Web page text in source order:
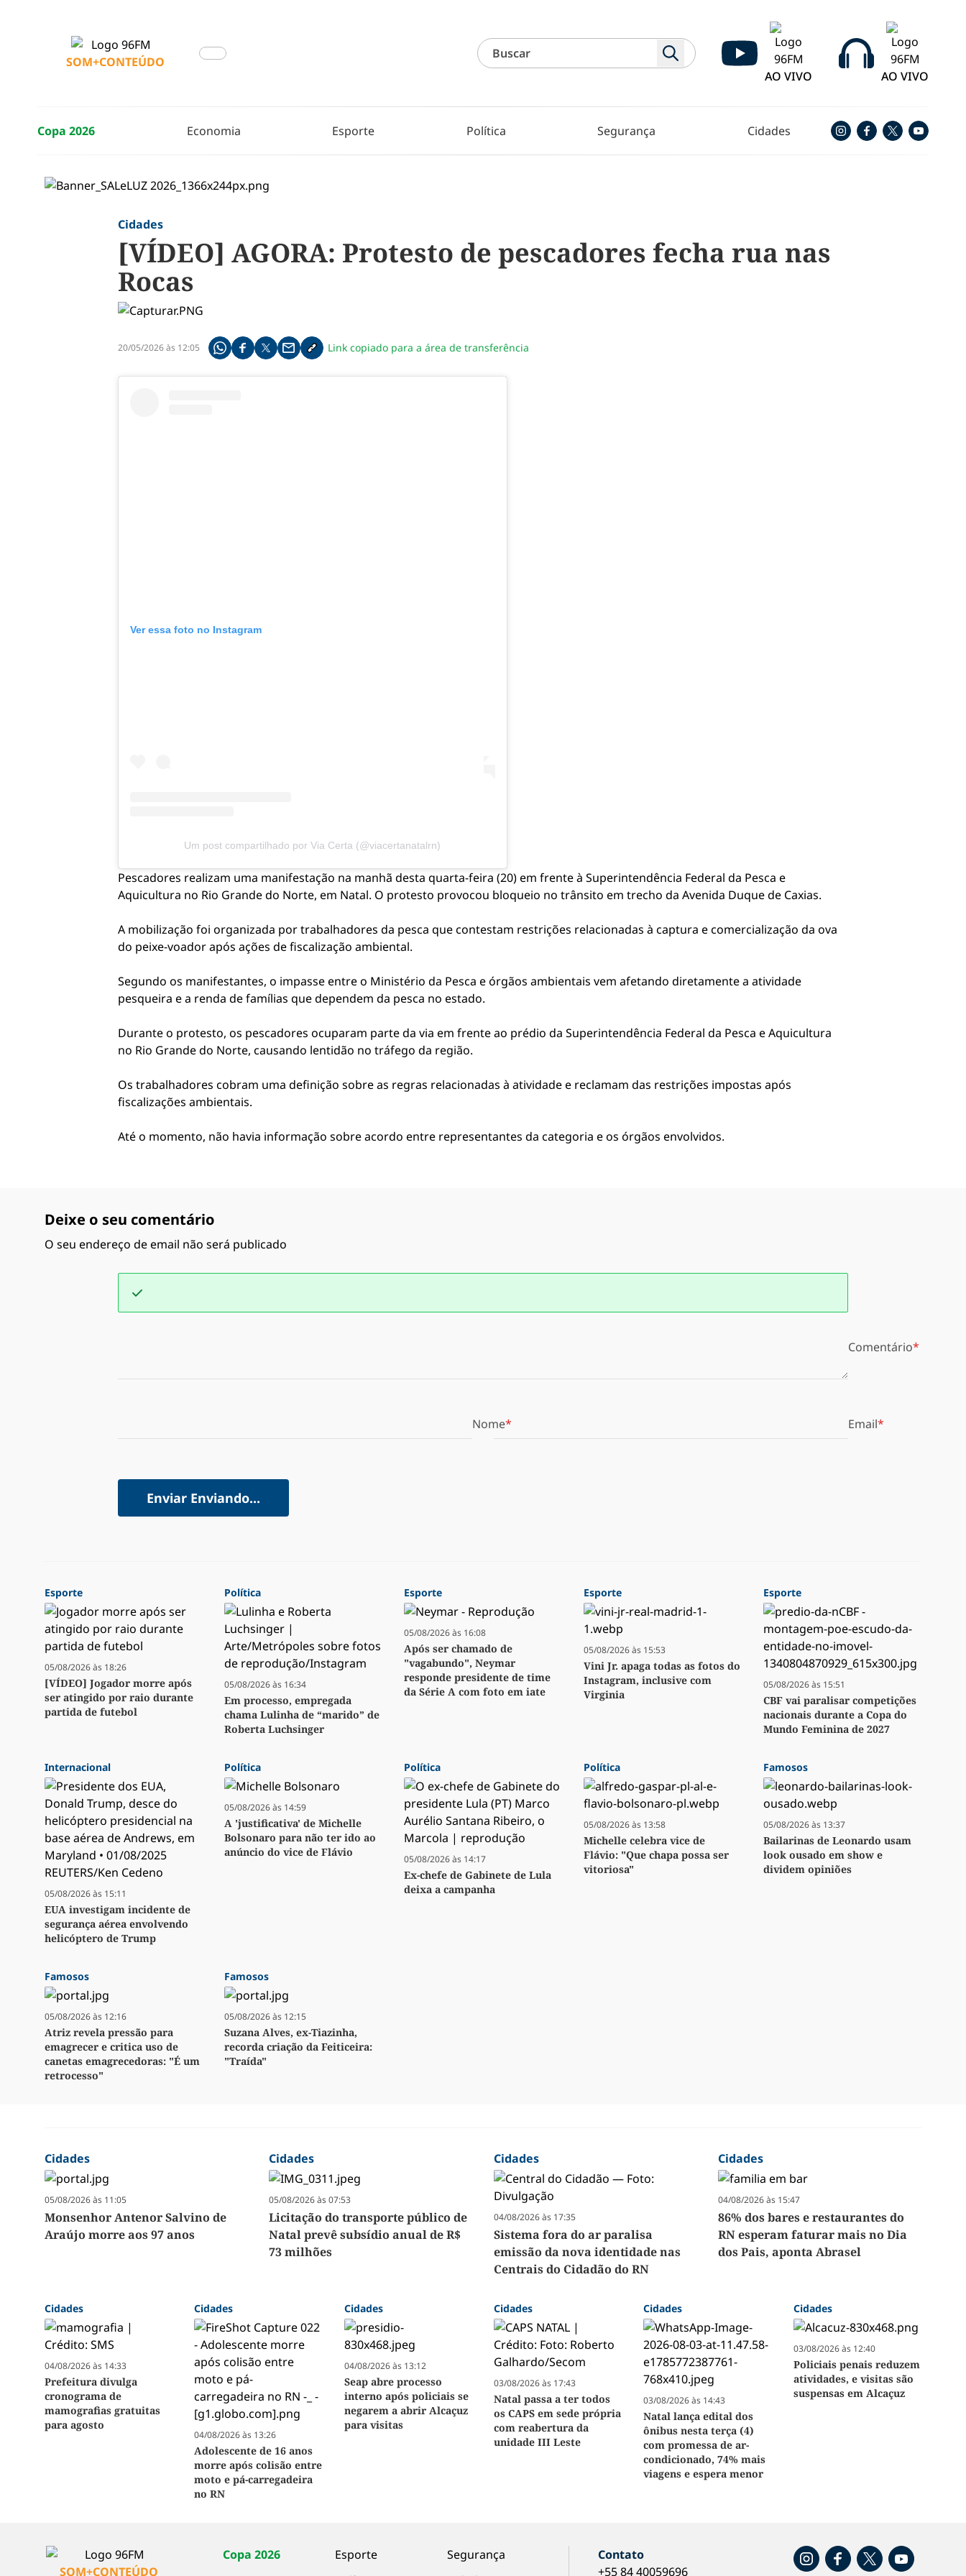
SOM+CONTEÚDO
AO VIVO
AO VIVO
Copa 2026 Economia Esporte Política Segurança Cidades
Cidades
[VÍDEO] AGORA: Protesto de pescadores fecha rua nas
Rocas
20/05/2026 às 12:05 Compartilhe pelo whatsapp
Compartilhar no facebook
Compartilhar no twitter
Compartilhe pelo email
Copiar link da notícia
Link copiado para a área de transferência
Ver essa foto no Instagram
Um post compartilhado por Via Certa (@viacertanatalrn)
Pescadores realizam uma manifestação na manhã desta quarta-feira (20) em frente à Superintendência Federal da Pesca e
Aquicultura no Rio Grande do Norte, em Natal. O protesto provocou bloqueio no trânsito em trecho da Avenida Duque de Caxias.
A mobilização foi organizada por trabalhadores da pesca que contestam restrições relacionadas à captura e comercialização da ova
do peixe-voador após ações de fiscalização ambiental.
Segundo os manifestantes, o impasse entre o Ministério da Pesca e órgãos ambientais vem afetando diretamente a atividade
pesqueira e a renda de famílias que dependem da pesca no estado.
Durante o protesto, os pescadores ocuparam parte da via em frente ao prédio da Superintendência Federal da Pesca e Aquicultura
no Rio Grande do Norte, causando lentidão no tráfego da região.
Os trabalhadores cobram uma definição sobre as regras relacionadas à atividade e reclamam das restrições impostas após
fiscalizações ambientais.
Até o momento, não havia informação sobre acordo entre representantes da categoria e os órgãos envolvidos.
Deixe o seu comentário
O seu endereço de email não será publicado
Comentário
Nome Email
Enviar Enviando...
Esporte
05/08/2026 às 18:26
[VÍDEO] Jogador morre após
ser atingido por raio durante
partida de futebol
Política
05/08/2026 às 16:34
Em processo, empregada
chama Lulinha de “marido” de
Roberta Luchsinger
Esporte
05/08/2026 às 16:08
Após ser chamado de
"vagabundo", Neymar
responde presidente de time
da Série A com foto em iate
Esporte
05/08/2026 às 15:53
Vini Jr. apaga todas as fotos do
Instagram, inclusive com
Virginia
Esporte
05/08/2026 às 15:51
CBF vai paralisar competições
nacionais durante a Copa do
Mundo Feminina de 2027
Internacional
05/08/2026 às 15:11
EUA investigam incidente de
segurança aérea envolvendo
helicóptero de Trump
Política
05/08/2026 às 14:59
A 'justificativa' de Michelle
Bolsonaro para não ter ido ao
anúncio do vice de Flávio
Política
05/08/2026 às 14:17
Ex-chefe de Gabinete de Lula
deixa a campanha
Política
05/08/2026 às 13:58
Michelle celebra vice de
Flávio: "Que chapa possa ser
vitoriosa"
Famosos
05/08/2026 às 13:37
Bailarinas de Leonardo usam
look ousado em show e
dividem opiniões
Famosos
05/08/2026 às 12:16
Atriz revela pressão para
emagrecer e critica uso de
canetas emagrecedoras: "É um
retrocesso"
Famosos
05/08/2026 às 12:15
Suzana Alves, ex-Tiazinha,
recorda criação da Feiticeira:
"Traída"
Cidades
05/08/2026 às 11:05
Monsenhor Antenor Salvino de
Araújo morre aos 97 anos
Cidades
05/08/2026 às 07:53
Licitação do transporte público de
Natal prevê subsídio anual de R$
73 milhões
Cidades
04/08/2026 às 17:35
Sistema fora do ar paralisa
emissão da nova identidade nas
Centrais do Cidadão do RN
Cidades
04/08/2026 às 15:47
86% dos bares e restaurantes do
RN esperam faturar mais no Dia
dos Pais, aponta Abrasel
Cidades
04/08/2026 às 14:33
Prefeitura divulga
cronograma de
mamografias gratuitas
para agosto
Cidades
04/08/2026 às 13:26
Adolescente de 16 anos
morre após colisão entre
moto e pá-carregadeira
no RN
Cidades
04/08/2026 às 13:12
Seap abre processo
interno após policiais se
negarem a abrir Alcaçuz
para visitas
Cidades
03/08/2026 às 17:43
Natal passa a ter todos
os CAPS em sede própria
com reabertura da
unidade III Leste
Cidades
03/08/2026 às 14:43
Natal lança edital dos
ônibus nesta terça (4)
com promessa de ar-
condicionado, 74% mais
viagens e espera menor
Cidades
03/08/2026 às 12:40
Policiais penais reduzem
atividades, e visitas são
suspensas em Alcaçuz
SOM+CONTEÚDO
Copa 2026
Esporte
Segurança
Contato
+55 84 40059696